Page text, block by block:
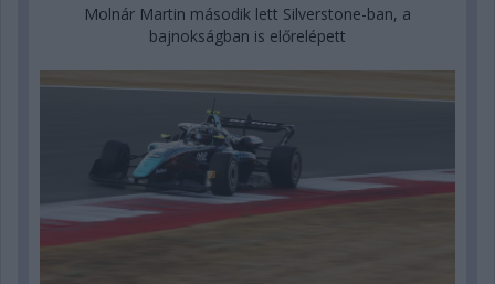
Molnár Martin második lett Silverstone-ban, a
bajnokságban is előrelépett